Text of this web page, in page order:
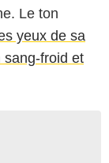
Le ton
yeux de sa
sang-froid et